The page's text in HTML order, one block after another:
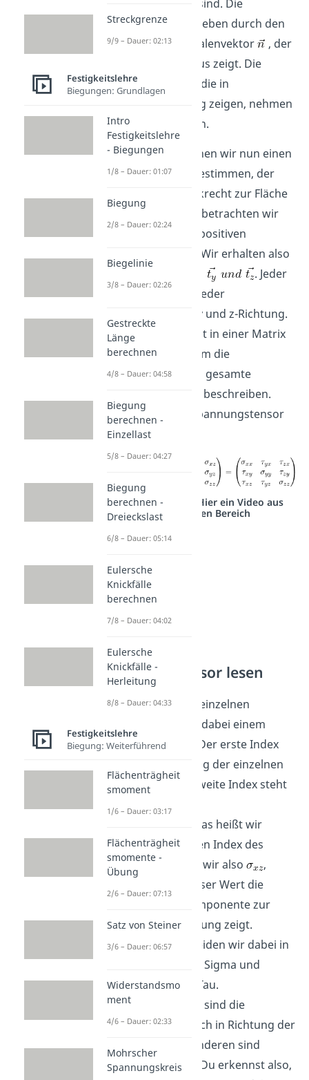
Richtung orientiert sind. Die
Orientierung ist gegeben durch den
sogenannten Normalenvektor
, der
aus der Fläche heraus zeigt. Die
Normalenvektoren, die in
Koordinatenrichtung zeigen, nehmen
wir hier als positiv an.
Zu jeder Fläche können wir nun einen
Spannungsvektor bestimmen, der
allerdings nicht senkrecht zur Fläche
stehen muss. Dabei betrachten wir
nur die Flächen mit positiven
Normalenvektoren. Wir erhalten also
die drei Vektoren
. Jeder
dieser Vektor hat wieder
Komponenten in x, y und z-Richtung.
Diese wollen wir jetzt in einer Matrix
zusammenstellen, um die
Spannungen für das gesamte
Volumenelement zu beschreiben.
Diese Matrix wird Spannungstensor
Sigma genannt.
Studyflix vernetzt: Hier ein Video aus
einem anderen Bereich
Spannungstensor lesen
Die Indizierung der einzelnen
Komponenten folgt dabei einem
einfachen Schema: Der erste Index
steht für die Richtung der einzelnen
Komponente. Der zweite Index steht
für die Richtung des
Normalenvektors. Das heißt wir
übernehmen hier den Index des
Vektors. Betrachten wir also
,
dann beschreibt dieser Wert die
Spannung der x-Komponente zur
Fläche, die in z-Richtung zeigt.
Weiterhin unterscheiden wir dabei in
Normalspannungen Sigma und
Schubspannungen Tau.
Normalspannungen sind die
Spannungen, die auch in Richtung der
Fläche gehen, alle anderen sind
Schubspannungen. Du erkennst also,
Streckgrenze
9/9 – Dauer: 02:13
Festigkeitslehre
Biegungen: Grundlagen
Intro
Festigkeitslehre
- Biegungen
1/8 – Dauer: 01:07
Biegung
2/8 – Dauer: 02:24
Biegelinie
3/8 – Dauer: 02:26
Gestreckte
Länge
berechnen
4/8 – Dauer: 04:58
Biegung
berechnen -
Einzellast
5/8 – Dauer: 04:27
Biegung
berechnen -
Dreieckslast
6/8 – Dauer: 05:14
Eulersche
Knickfälle
berechnen
7/8 – Dauer: 04:02
Eulersche
Knickfälle -
Herleitung
8/8 – Dauer: 04:33
Festigkeitslehre
Biegung: Weiterführend
Flächenträgheit
smoment
1/6 – Dauer: 03:17
Flächenträgheit
smomente -
Übung
2/6 – Dauer: 07:13
Satz von Steiner
3/6 – Dauer: 06:57
Widerstandsmo
ment
4/6 – Dauer: 02:33
Mohrscher
Spannungskreis